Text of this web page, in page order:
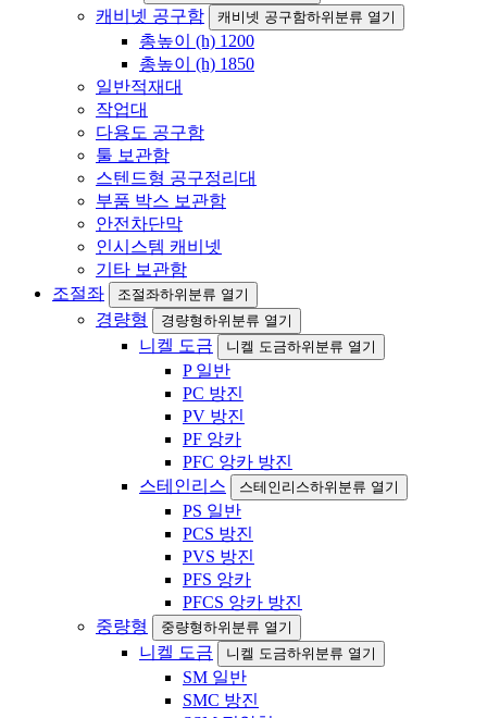
캐비넷 공구함 캐비넷 공구함하위분류 열기
총높이 (h) 1200
총높이 (h) 1850
일반적재대
작업대
다용도 공구함
툴 보관함
스텐드형 공구정리대
부품 박스 보관함
안전차단막
인시스템 캐비넷
기타 보관함
조절좌
조절좌하위분류 열기
경량형 경량형하위분류 열기
니켈 도금 니켈 도금하위분류 열기
P 일반
PC 방진
PV 방진
PF 앙카
PFC 앙카 방진
스테인리스
스테인리스하위분류 열기
PS 일반
PCS 방진
PVS 방진
PFS 앙카
PFCS 앙카 방진
중량형
중량형하위분류 열기
니켈 도금 니켈 도금하위분류 열기
SM 일반
SMC 방진